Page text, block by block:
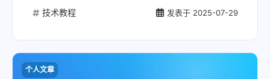
发表于 2025-07-29
技术教程
个人文章